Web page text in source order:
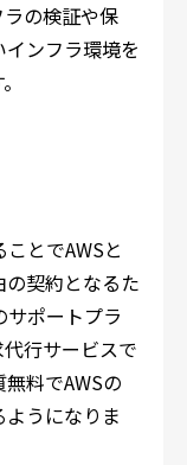
の検証や保
ンフラ環境を
とでAWSと
契約となるた
サポートプラ
行サービスで
料でAWSの
うになりま